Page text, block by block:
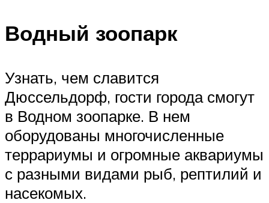
Водный зоопарк
Узнать, чем славится
Дюссельдорф, гости города смогут
в Водном зоопарке. В нем
оборудованы многочисленные
террариумы и огромные аквариумы
с разными видами рыб, рептилий и
насекомых.